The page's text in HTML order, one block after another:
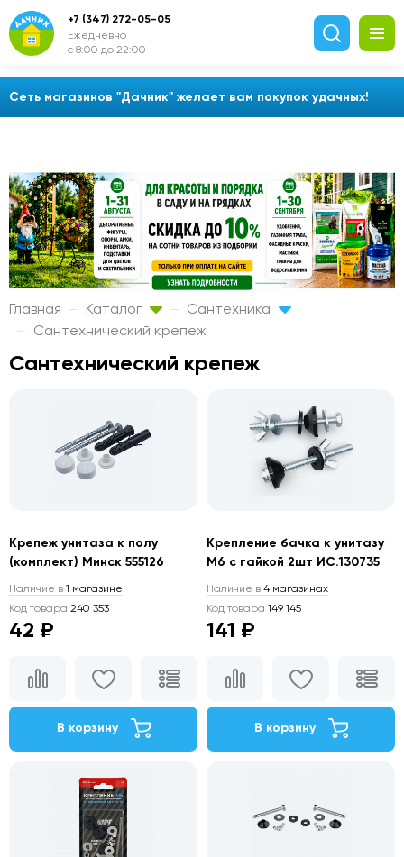
Сеть магазинов "Дачник" желает вам покупок удачных!
+7 (347) 272-05-05
Ежедневно
с 8:00 до 22:00
Главная Каталог
Сантехника
Сантехнический крепеж
Сантехнический крепеж
Крепеж унитаза к полу
(комплект) Минск 555126
Наличие в 1 магазине
Код товара 240 353
42 ₽
В корзину
Крепление бачка к унитазу
М6 с гайкой 2шт ИС.130735
Наличие в 4 магазинах
Код товара 149 145
141 ₽
В корзину